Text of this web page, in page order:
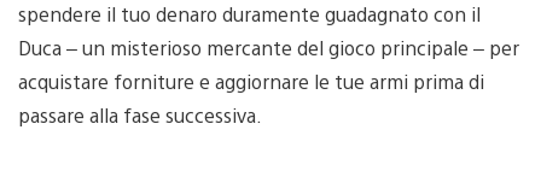
spendere il tuo denaro duramente guadagnato con il
Duca – un misterioso mercante del gioco principale – per
acquistare forniture e aggiornare le tue armi prima di
passare alla fase successiva.